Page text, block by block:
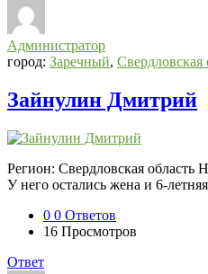
Администратор
город: Заречный, Свердловская
Зайнулин Дмитрий
Регион: Свердловская область
У него остались жена и 6-
0 0 Ответов
16 Просмотров
Ответ